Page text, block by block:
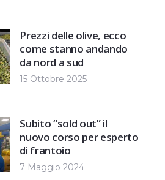
Prezzi delle olive, ecco
come stanno andando
da nord a sud
15 Ottobre 2025
Subito “sold out” il
nuovo corso per esperto
di frantoio
7 Maggio 2024